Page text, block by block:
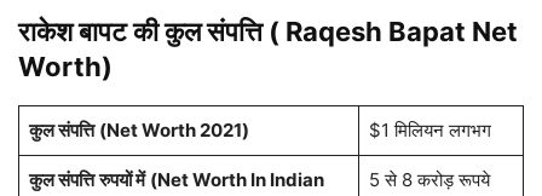
राकेश बापट की कुल संपत्ति ( Raqesh Bapat Net
Worth)
कुल संपत्ति (Net Worth 2021) $1 मिलियन लगभग
कुल संपत्ति रुपयों में (Net Worth In Indian
5 से 8 करोड़ रूपये